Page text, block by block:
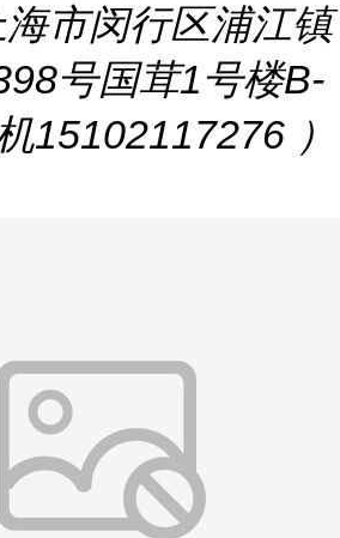
市闵行区浦江镇
号国茸1号楼B-
15102117276 ）